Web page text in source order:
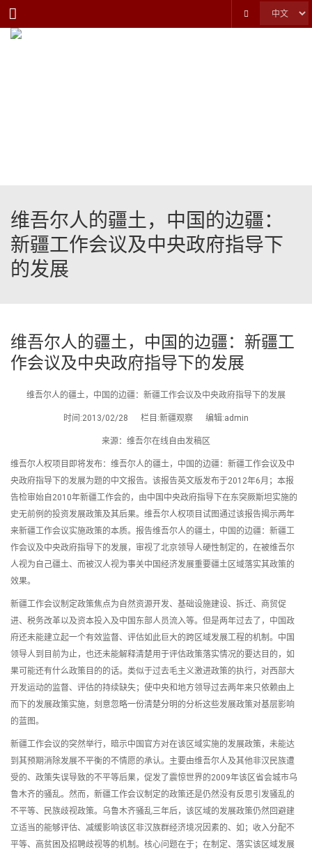
Menu
维吾尔人的疆土，中国的边疆：
新疆工作会议及中央政府指导下
的发展
维吾尔人的疆土，中国的边疆：新疆工
作会议及中央政府指导下的发展
维吾尔人的疆土，中国的边疆：新疆工作会议及中央政府指导下的发展
时间:2013/02/28 栏目:新疆观察 编辑:admin
来源：维吾尔在线自由发稿区
维吾尔人权项目即将发布：维吾尔人的疆土，中国的边疆：新疆工作会议及中
央政府指导下的发展为题的中文报告。该报告英文版发布于2012年6月；本报
告检审始自2010年新疆工作会的，由中国中央政府指导下在东突厥斯坦实施的
史无前例的投资发展政策及其后果。维吾尔人权项目试图通过该报告揭示两年
来新疆工作会议实施政策的本质。报告维吾尔人的疆土，中国的边疆：新疆工
作会议及中央政府指导下的发展，审视了北京领导人硬性制定的，在被维吾尔
人视为自己疆土、而被汉人视为事关中国经济发展重要疆土区域落实其政策的
效果。
新疆工作会议制定政策焦点为自然资源开发、基础设施建设、拆迁、商贸促
进、税务改革以及资本投入及中国东部人员流入等。但是两年过去了，中国政
府还未能建立起一个有效监督、评估如此巨大的跨区域发展工程的机制。中国
领导人到目前为止，也还未能解释清楚用于评估政策落实情况的要达目的，如
果可能还有什么政策目的的话。类似于过去毛主义激进政策的执行，对西部大
开发运动的监督、评估的持续缺失；使中央和地方领导过去两年来只依赖由上
而下的发展政策实施，刻意忽略一份清楚分明的分析这些发展政策对基层影响
的蓝图。
新疆工作会议的突然举行，暗示中国官方对在该区域实施的发展政策，未能达
到其预期消除发展不平衡的不情愿的承认。主要由维吾尔人及其他非汉民族遭
受的、政策失误导致的不平等后果，促发了震惊世界的2009年该区省会城市乌
鲁木齐的骚乱。然而，新疆工作会议制定的政策还是仍然没有反思引发骚乱的
不平等、民族歧视政策。乌鲁木齐骚乱三年后，该区域的发展政策仍然回避建
立适当的能够评估、减缓影响该区非汉族群经济境况因素的、如；收入分配不
平等、高贫困及招聘歧视等的机制。核心问题在于；在制定、落实该区域发展